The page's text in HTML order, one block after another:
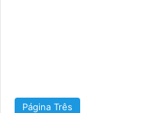
Página Três